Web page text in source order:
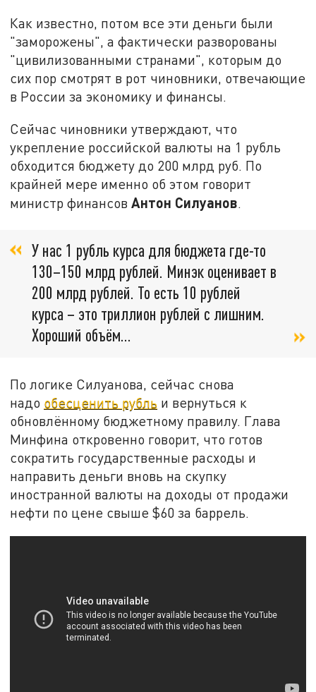
Как известно, потом все эти деньги были
"заморожены", а фактически разворованы
"цивилизованными странами", которым до
сих пор смотрят в рот чиновники, отвечающие
в России за экономику и финансы.
Сейчас чиновники утверждают, что
укрепление российской валюты на 1 рубль
обходится бюджету до 200 млрд руб. По
крайней мере именно об этом говорит
министр финансов Антон Силуанов
У нас 1 рубль курса для бюджета где-то
130–150 млрд рублей. Минэк оценивает в
200 млрд рублей. То есть 10 рублей
курса – это триллион рублей с лишним.
Хороший объём…
По логике Силуанова, сейчас снова
надо обесценить рубль и вернуться к
обновлённому бюджетному правилу. Глава
Минфина откровенно говорит, что готов
сократить государственные расходы и
направить деньги вновь на скупку
иностранной валюты на доходы от продажи
нефти по цене свыше $60 за баррель.